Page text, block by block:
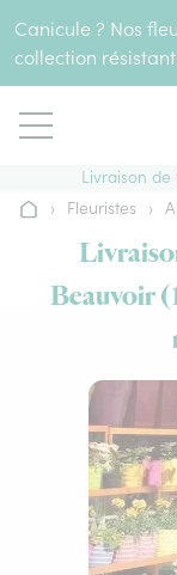
Canicule ? Nos
collection
Livraison
Accueil
› Fleuristes ›
Beauvoir